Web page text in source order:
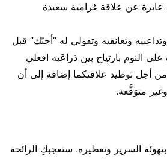
عابرة عن علاقة غرامية سعيدة
وتعانقيه وتقولي له “أحبّك” قبل
النوم بارتياح بين ذراعَيه افعلي
أجل توطيد علاقتكما إضافة إلى أن
متوَقَّعة.
السرير وتعطيره. ستعجبكِ الرائحة